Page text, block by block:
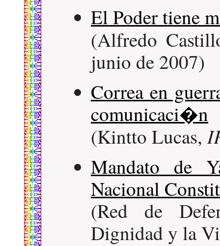
El Poder tiene
(Alfredo
junio de 2007)
Correa en
comunicaci�n
(Kintto Lucas,
Mandato de
Nacional
(Red de
Dignidad y la